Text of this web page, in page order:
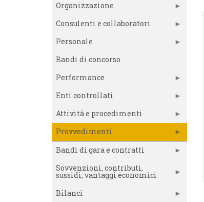
Organizzazione
Consulenti e collaboratori
Personale
Bandi di concorso
Performance
Enti controllati
Attività e procedimenti
Provvedimenti
Bandi di gara e contratti
Sovvenzioni, contributi,
sussidi, vantaggi economici
Bilanci